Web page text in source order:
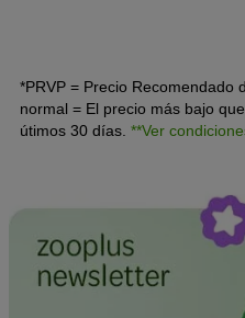
*PRVP = Precio Recomendado
normal = El precio más bajo
útimos 30 días. **Ver